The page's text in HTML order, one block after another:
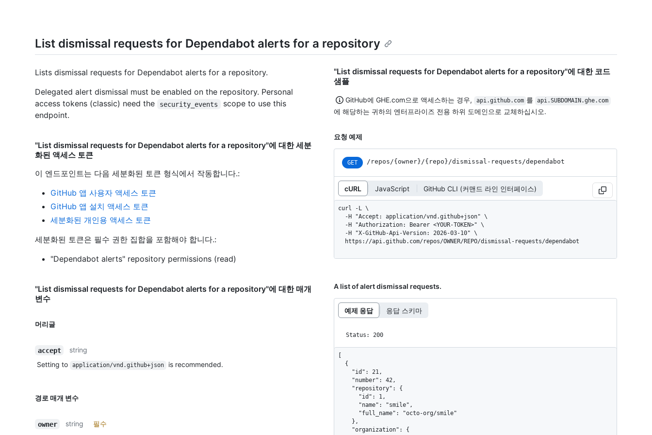
List dismissal requests for Dependabot alerts for a repository
Lists dismissal requests for Dependabot alerts for a repository.
Delegated alert dismissal must be enabled on the repository. Personal
access tokens (classic) need the
security_events
scope to use this
endpoint.
"List dismissal requests for Dependabot alerts for a repository"에 대한 세분
화된 액세스 토큰
이 엔드포인트는 다음 세분화된 토큰 형식에서 작동합니다.:
GitHub 앱 사용자 액세스 토큰
GitHub 앱 설치 액세스 토큰
세분화된 개인용 액세스 토큰
세분화된 토큰은 필수 권한 집합을 포함해야 합니다.:
"Dependabot alerts" repository permissions (read)
"List dismissal requests for Dependabot alerts for a repository"에 대한 매개
변수
머리글
accept
string
Setting to
application/vnd.github+json is recommended.
경로 매개 변수
owner string
필수
"List dismissal requests for Dependabot alerts for a repository"에 대한 코드
샘플
GitHub에 GHE.com으로 액세스하는 경우, api.github.com 를 api.SUBDOMAIN.ghe.com
에 해당하는 귀하의 엔터프라이즈 전용 하위 도메인으로 교체하십시오.
요청 예제
GET /repos/{owner}/{repo}/dismissal-requests/dependabot
cURL JavaScript GitHub CLI (커맨드 라인 인터페이스)
curl -L \
  https://api.github.com/repos/OWNER/REPO/dismissal-requests/dependabot
A list of alert dismissal requests.
예제 응답 응답 스키마
Status: 200